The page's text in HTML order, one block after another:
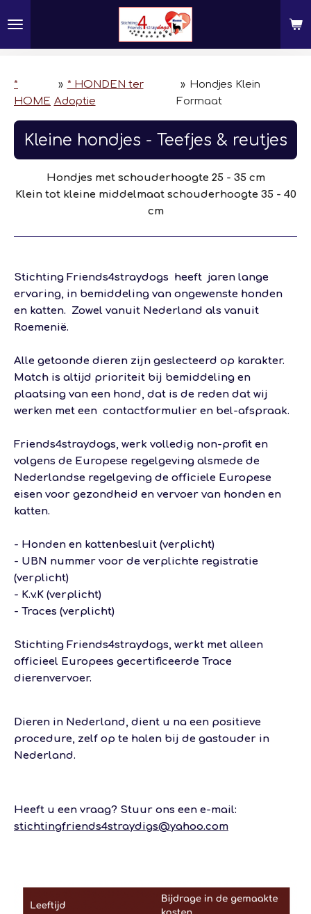
direct
naar
hoofdinhoud
*
HOME
» * HONDEN ter
Adoptie
» Hondjes Klein
Formaat
Kleine hondjes - Teefjes & reutjes
Hondjes met schouderhoogte 25 - 35 cm
Klein tot kleine middelmaat schouderhoogte 35 - 40
cm
Stichting Friends4straydogs heeft jaren lange
ervaring, in bemiddeling van ongewenste honden
en katten. Zowel vanuit Nederland als vanuit
Roemenië.
Alle getoonde dieren zijn geslecteerd op karakter.
Match is altijd prioriteit bij bemiddeling en
plaatsing van een hond, dat is de reden dat wij
werken met een contactformulier en bel-afspraak.
Friends4straydogs, werk volledig non-profit en
volgens de Europese regelgeving alsmede de
Nederlandse regelgeving de officiele Europese
eisen voor gezondheid en vervoer van honden en
katten.
- Honden en kattenbesluit (verplicht)
- UBN nummer voor de verplichte registratie
(verplicht)
- K.v.K (verplicht)
- Traces (verplicht)
Stichting Friends4straydogs, werkt met alleen
officieel Europees gecertificeerde Trace
dierenvervoer.
Dieren in Nederland, dient u na een positieve
procedure, zelf op te halen bij de gastouder in
Nederland.
Heeft u een vraag? Stuur ons een e-mail:
stichtingfriends4straydigs@yahoo.com